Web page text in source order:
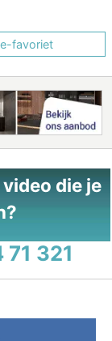
favoriet
die je
321